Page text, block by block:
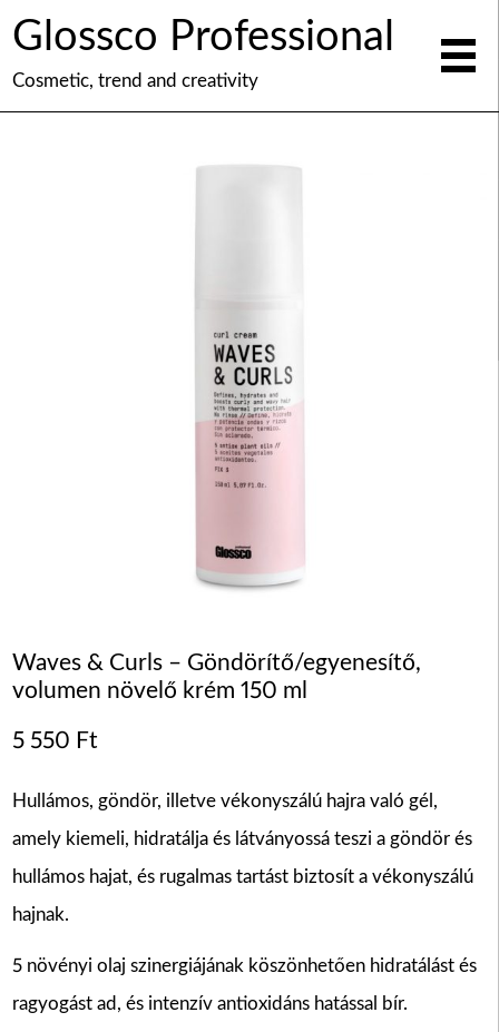
Glossco Professional
Cosmetic, trend and creativity
Waves & Curls – Göndörítő/egyenesítő,
volumen növelő krém 150 ml
5 550 Ft
Hullámos, göndör, illetve vékonyszálú hajra való gél,
amely kiemeli, hidratálja és látványossá teszi a göndör és
hullámos hajat, és rugalmas tartást biztosít a vékonyszálú
hajnak.
5 növényi olaj szinergiájának köszönhetően hidratálást és
ragyogást ad, és intenzív antioxidáns hatással bír.